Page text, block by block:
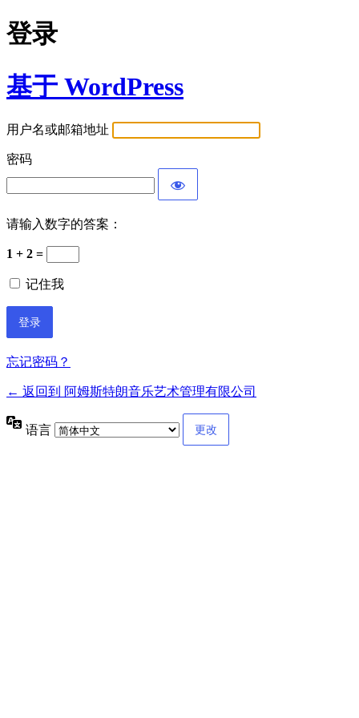
登录
基于 WordPress
用户名或邮箱地址
密码
请输入数字的答案：
1 + 2 =
记住我
忘记密码？
← 返回到 阿姆斯特朗音乐艺术管理有限公司
语言